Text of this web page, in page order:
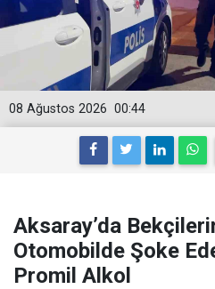
00:44
08 Ağustos 2026
Aksaray’da
Otomobilde Şoke
Promil Alkol